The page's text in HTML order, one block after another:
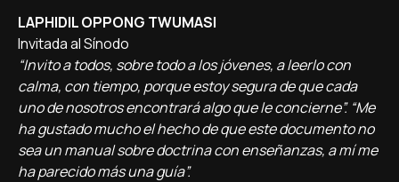
LAPHIDIL OPPONG TWUMASI
Invitada al Sínodo
“Invito a todos, sobre todo a los jóvenes, a leerlo con
calma, con tiempo, porque estoy segura de que cada
uno de nosotros encontrará algo que le concierne”. “Me
ha gustado mucho el hecho de que este documento no
sea un manual sobre doctrina con enseñanzas, a mí me
ha parecido más una guía”.